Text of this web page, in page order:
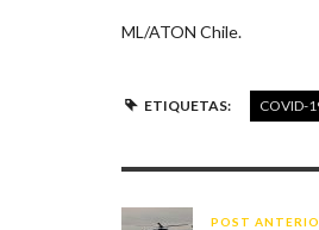
ML/ATON Chile.
ETIQUETAS: COVID-
POST